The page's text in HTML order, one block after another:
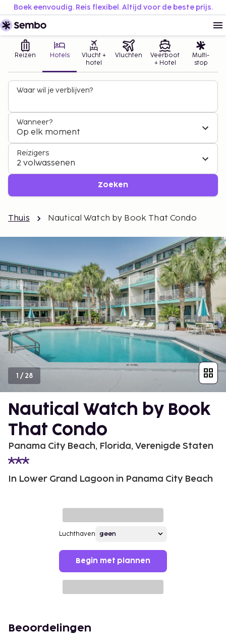
Boek eenvoudig. Reis flexibel. Altijd voor de beste prijs.
Reizen Hotels
Vlucht +
hotel
Vluchten
Veerboot
+ Hotel
Multi-
stop
Waar wil je verblijven?
Wanneer?
Op elk moment
Reizigers
2 volwassenen
Zoeken
Thuis Nautical Watch by Book That Condo
1 /28
Nautical Watch by Book
That Condo
Panama City Beach, Florida, Verenigde Staten
In Lower Grand Lagoon in Panama City Beach
Luchthaven
Begin met plannen
Beoordelingen